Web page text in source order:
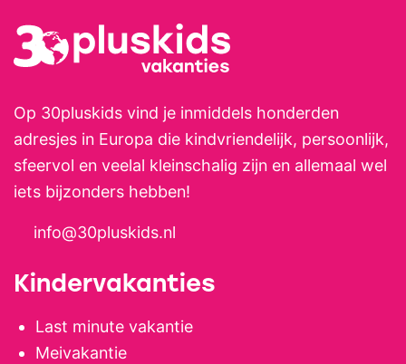
Op 30pluskids vind je inmiddels honderden
adresjes in Europa die kindvriendelijk, persoonlijk,
sfeervol en veelal kleinschalig zijn en allemaal wel
iets bijzonders hebben!
info@30pluskids.nl
Kindervakanties
Last minute vakantie
Meivakantie